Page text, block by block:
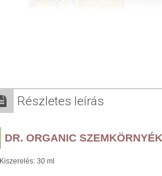
Részletes leírás
DR. ORGANIC
Kiszerelés: 30 ml